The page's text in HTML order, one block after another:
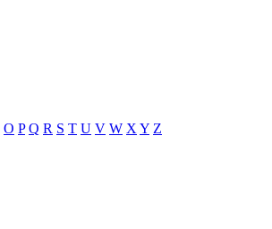
O P Q R S T U V W X Y Z